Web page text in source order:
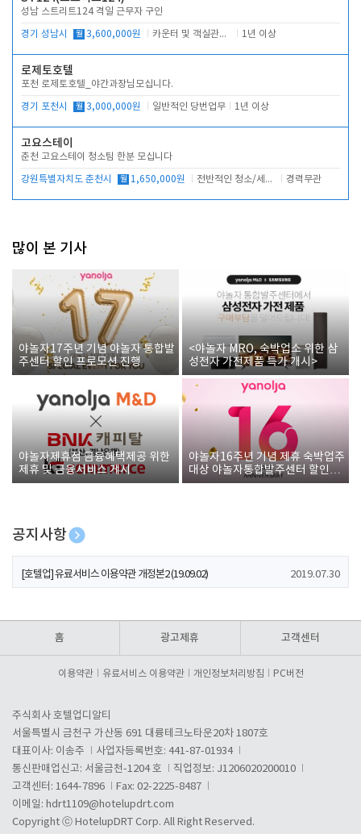
성남 스트리트124 격일 근무자 구인
경기 성남시 월 3,600,000원 카운터 및 객실관리 전반 1년 이상
로제토호텔
포천 로제토호텔_야간과장님모십니다.
경기 포천시 월 3,000,000원 일반적인 당번업무 1년 이상
고요스테이
춘천 고요스테이 청소팀 한분 모십니다
강원특별자치도 춘천시 월 1,650,000원 전반적인 청소/세탁업무 경력무관
많이 본 기사
야놀자17주년 기념 야놀자 통합발
주센터 할인 프로모션 진행
<야놀자 MRO, 숙박업소 위한 삼
성전자 가전제품 특가 개시>
야놀자제휴점 금융혜택제공 위한
제휴 및 금융서비스 게시
야놀자16주년 기념 제휴 숙박업주
대상 야놀자통합발주센터 할인쿠
폰 증정
공지사항
[호텔업] 개인정보 처리방침 개정본1 (19.09.02)
[호텔업] 유료서비스 이용약관 개정본2 (19.09.02) 2019.07.30
홈 광고제휴 고객센터
이용약관 유료서비스 이용약관 개인정보처리방침 PC버전
주식회사 호텔업디알티
서울특별시 금천구 가산동 691 대륭테크노타운20차 1807호
대표이사: 이송주
사업자등록번호: 441-87-01934
통신판매업신고: 서울금천-1204 호
직업정보: J1206020200010
고객센터: 1644-7896
Fax: 02-2225-8487
이메일: hdrt1109@hotelupdrt.com
Copyright ⓒ HotelupDRT Corp. All Right Reserved.